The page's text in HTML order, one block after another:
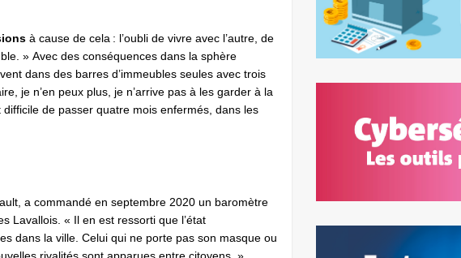
à cause de cela : l’oubli de vivre avec l’autre, de
» Avec des conséquences dans la sphère
dans des barres d’immeubles seules avec trois
je n’en peux plus, je n’arrive pas à les garder à la
de passer quatre mois enfermés, dans les
a commandé en septembre 2020 un baromètre
Lavallois. « Il en est ressorti que l’état
dans la ville. Celui qui ne porte pas son masque ou